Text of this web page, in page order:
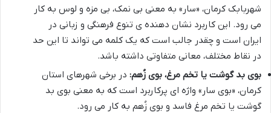
شهربابک کرمان، «سار» به معنی بی نمک، بی مزه و لوس به کار
می رود. این کاربرد نشان دهنده ی تنوع فرهنگی و زبانی در
ایران است و چقدر جالب است که یک کلمه می تواند تا این حد
در نقاط مختلف، معانی متفاوتی داشته باشد.
بوی بد گوشت یا تخم مرغ، بوی زُهم: در برخی شهرهای استان
کرمان، «بوی سار» واژه ای پرکاربرد است که به معنی بوی بد
گوشت یا تخم مرغ فاسد و بوی زُهم به کار می رود.